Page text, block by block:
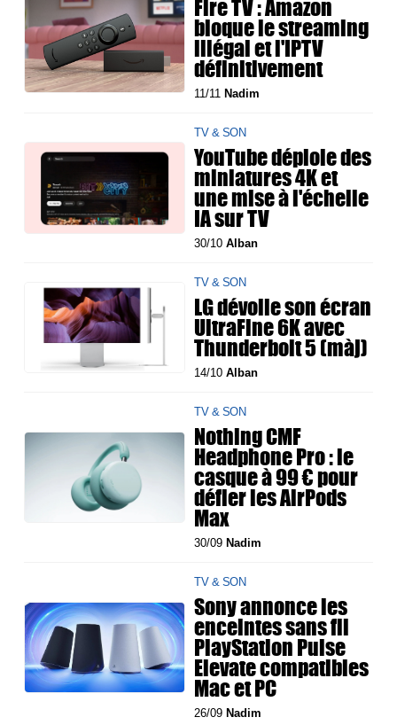
Fire TV : Amazon
bloque le streaming
illégal et l'IPTV
définitivement
11/11 Nadim
TV & SON
YouTube déploie des
miniatures 4K et
une mise à l'échelle
IA sur TV
30/10Alban
TV & SON
LG dévoile son écran
UltraFine 6K avec
Thunderbolt 5 (màj)
14/10Alban
TV & SON
Nothing CMF
Headphone Pro : le
casque à 99 € pour
défier les AirPods
Max
30/09 Nadim
TV & SON
Sony annonce les
enceintes sans fil
PlayStation Pulse
Elevate compatibles
Mac et PC
26/09 Nadim